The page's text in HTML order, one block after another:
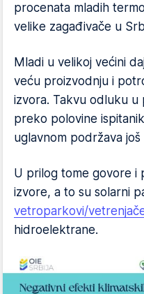
procenata mladih
velike zagađivače u
Mladi u velikoj većini
veću proizvodnju i
izvora. Takvu odluku
preko polovine
uglavnom podržava
U prilog tome govore i
izvore, a to su solarni
vetroparkovi/
hidroelektrane.